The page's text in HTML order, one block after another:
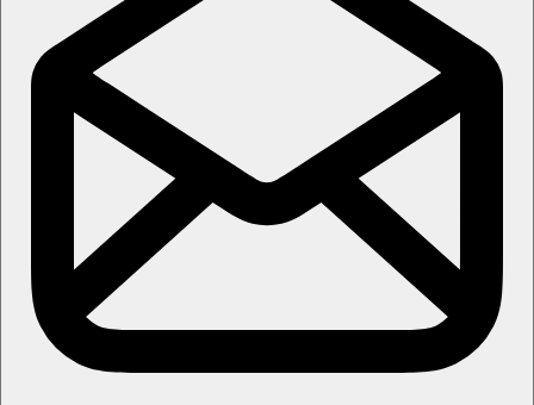
Polopenze Dine Around
snídaně formou bufetu v hlavní hotelové restauraci
Hartisan
večeře (nebo oběd) formou bufetu v hlavní hotelové
restauraci Hartisan nebo formou servírovaného
tříchodového set menu ve vybraných a-la carte
restauracích (přesné restaurace určuje hotel a kdykoliv je
může změnit) nebo formou kreditu na pokrmy ze stálého
menu v kterékoliv z a-la carte restaurací
Sportovní nabídka
Zdarma:fitness, plážový volejbal.
Za poplatek
: vodní sporty na pláži, golfové hřiště Emirates Golf
Club (cca 8 km).
Zábava